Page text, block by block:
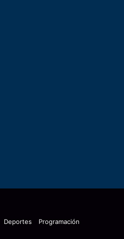
Deportes Programación